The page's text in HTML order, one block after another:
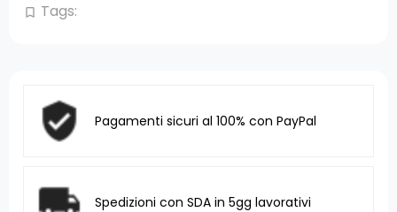
bookmark_border Tags:
Pagamenti sicuri al 100% con PayPal
Spedizioni con SDA in 5gg lavorativi